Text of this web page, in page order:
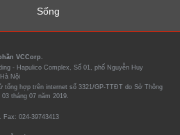
Sống
VCCorp.
- Hapulico Complex, Số 01, phố Nguyễn Huy
Nội
tổng hợp trên internet số 3321/GP-TTĐT do Sở Thông
tháng 07 năm 2019.
Fax: 024-39743413